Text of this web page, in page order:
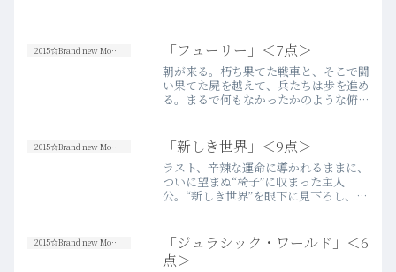
2015☆Brand new Movies 「フューリー」＜7点＞
朝が来る。朽ち果てた戦車と、そこで闘
い果てた屍を越えて、兵たちは歩を進め
る。まるで何もなかったかのような俯瞰
う、繰り返される人間の愚かな歴史の中
で、同様のシーンが一体、幾…more
2015☆Brand new Movies 「新しき世界」＜9点＞
ラスト、辛辣な運命に導かれるままに、
ついに望まぬ“椅子”に収まった主人
公。“新しき世界”を眼下に見下ろし、彼
いるように見える。しかし、その先のシ
ークエンスで、彼の中には…more
2015☆Brand new Movies
「ジュラシック・ワールド」＜6
点＞